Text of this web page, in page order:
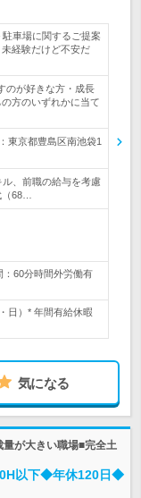
車場に関するご提案
経験だけど不安だ
のが好きな方・成長
方のいずれかに当て
東京都豊島区南池袋1
、前職の給与を考慮
68…
：60分時間外労働有
日）* 年間有給休暇
気になる
が大きい職場■完全土
以下◆年休120日◆